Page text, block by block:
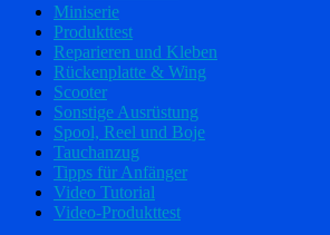
Miniserie
Produkttest
Reparieren und Kleben
Rückenplatte & Wing
Scooter
Sonstige Ausrüstung
Spool, Reel und Boje
Tauchanzug
Tipps für Anfänger
Video Tutorial
Video-Produkttest